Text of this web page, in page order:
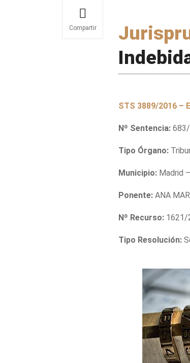
STS 3889/2016 –
Nº Sentencia:
Tipo Órgano:
Municipio: Madrid
Ponente: ANA
Nº Recurso: 1621/
Tipo Resolución: